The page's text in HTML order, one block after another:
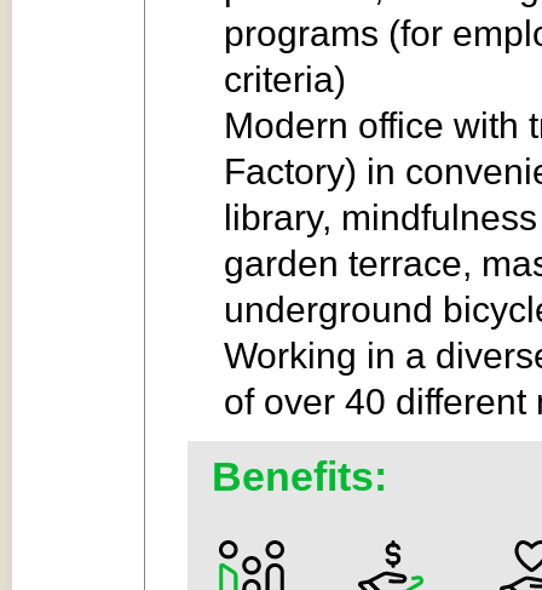
programs (for
criteria)
Modern office with
Factory) in
library,
garden terrace,
underground
Working in a
of over 40 different
Benefits: